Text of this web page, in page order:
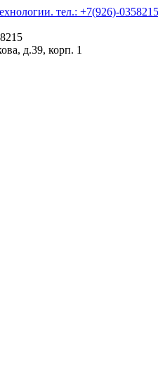
д.39, корп. 1